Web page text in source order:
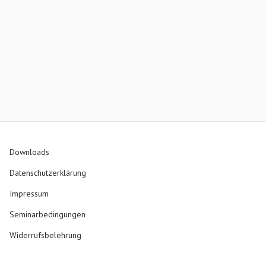
Downloads
Datenschutzerklärung
Impressum
Seminarbedingungen
Widerrufsbelehrung